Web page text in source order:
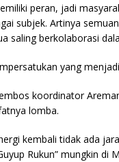
peran, jadi
subjek. Artinya
saling berkolaborasi
yang
koordinator
lomba.
kembali tidak ada
Rukun” mungkin